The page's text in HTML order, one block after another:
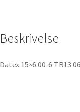
k
Beskrivelse
Datex 15×6.00-6 TR13